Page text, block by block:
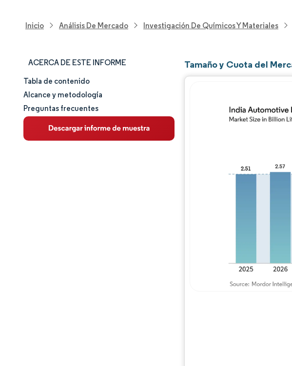
Inicio Análisis De Mercado Investigación De Químicos Y Materiales
ACERCA DE ESTE INFORME
Tamaño y cuota de mercado
Análisis de mercado
Tendencias e ideas
Tabla de contenido
Alcance y metodología
Preguntas frecuentes
Tamaño y Cuota del